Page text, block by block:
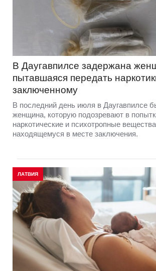
В Даугавпилсе задержана
пытавшаяся передать
заключенному
В последний день июля в Даугавпилсе
женщина, которую подозревают в
наркотические и психотропные
находящемуся в месте заключения.
ЛАТВИЯ